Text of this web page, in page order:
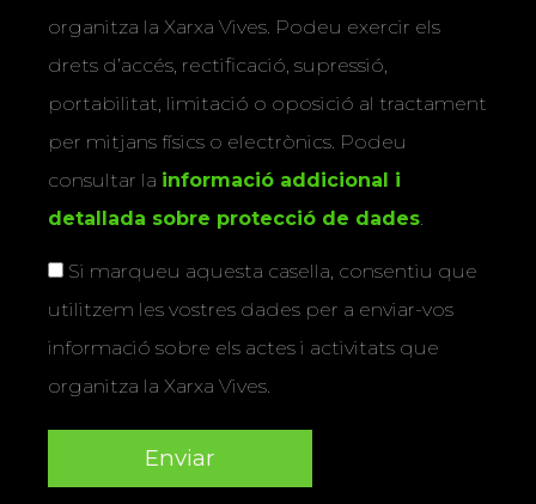
organitza la Xarxa Vives. Podeu exercir els
drets d’accés, rectificació, supressió,
portabilitat, limitació o oposició al tractament
per mitjans físics o electrònics. Podeu
consultar la informació addicional i
detallada sobre protecció de dades
Si marqueu aquesta casella, consentiu que
utilitzem les vostres dades per a enviar-vos
informació sobre els actes i activitats que
organitza la Xarxa Vives.